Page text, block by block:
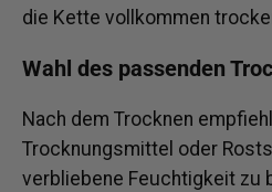
die Kette vollkommen
Wahl des passenden
Nach dem Trocknen
Trocknungsmittel oder
verbliebene Feuchtigkeit zu